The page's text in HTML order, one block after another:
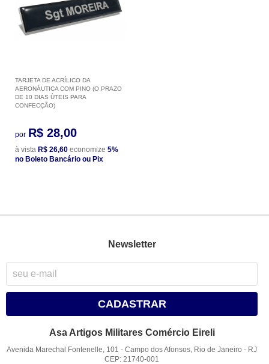
TARJETA DE ACRÍLICO DA
AERONÁUTICA COM PINO (O PRAZO
DE 10 DIAS ÙTEIS PARA
CONFECÇÃO)
por R$ 28,00
à vista R$ 26,60 economize 5%
no Boleto Bancário ou Pix
Newsletter
CADASTRAR
Asa Artigos Militares Comércio Eireli
Avenida Marechal Fontenelle, 101 -Campo dos Afonsos, Rio de Janeiro - RJ
CEP: 21740-001